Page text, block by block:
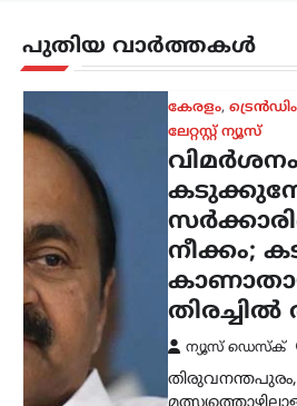
പുതിയ വാർത്തകൾ
ജോണിന്റെ
ഫോണിൽ
ട്രെൻഡിംഗ്,
മോദി
അവരുടെ
പുതിയ
ന്യൂസ് ഡെസ്ക്